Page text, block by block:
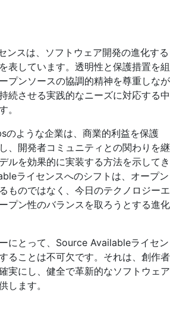
ンスは、ソフトウェア開発の進化する
表しています。透明性と保護措置を組
プンソースの協調的精神を尊重しなが
続させる実践的なニーズに対応する中
。
のような企業は、商業的利益を保護
、開発者コミュニティとの関わりを継
ルを効果的に実装する方法を示してき
ライセンスへのシフトは、オープン
ものではなく、今日のテクノロジーエ
プン性のバランスを取ろうとする進化
にとって、Source Availableライセン
ることは不可欠です。それは、創作者
実にし、健全で革新的なソフトウェア
します。